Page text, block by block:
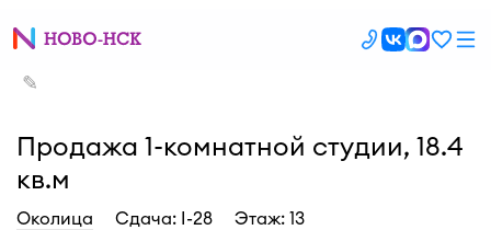
✎
Продажа 1-комнатной студии, 18.4
кв.м
Околица Cдача: I-28
Этаж: 13